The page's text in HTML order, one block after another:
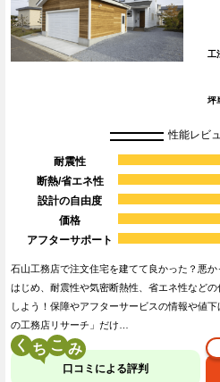
工
坪
性能レビ
耐震性
断熱/省エネ性
設計の自由度
価格
アフターサポート
石山工務店で注文住宅を建てて良かった？悪
はじめ、耐震性や気密断熱性、省エネ性など
しよう！保障やアフターサービスの情報や値
の工務店リサーチ」だけ…
く こ
口コミによる評判